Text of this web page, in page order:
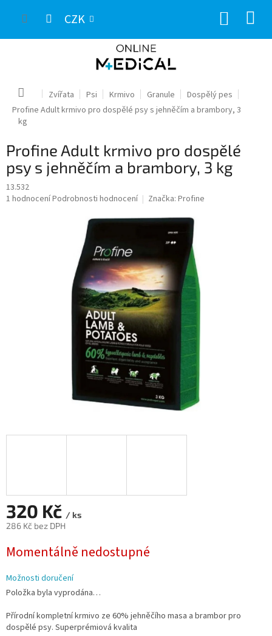
CZK
Domů Zvířata Psi Krmivo Granule
Dospělý pes
Profine Adult krmivo pro dospělé psy s jehněčím a brambory, 3
kg
Profine Adult krmivo pro dospělé
psy s jehněčím a brambory, 3 kg
13.532
Průměrné
1 hodnoceníPodrobnosti hodnocení Značka: Profine
320 Kč / ks
286 Kč bez DPH
cena:
Momentálně nedostupné
Možnosti doručení
Položka byla vyprodána…
Přírodní kompletní krmivo ze 60% jehněčího masa a brambor pro
dospělé psy. Superprémiová kvalita